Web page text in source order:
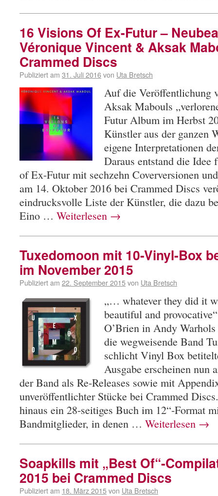
16 Visions Of Ex-Futur –
Véronique Vincent & Aksak
Crammed Discs
Publiziert am 31. Juli 2016von Uta Bretsch
Auf die Veröffentlichung
Aksak Mabouls
Futur Album im Herbst
Künstler aus der ganzen
eigene Interpretationen
Daraus entstand die
of Ex-Futur mit sechzehn Coverversionen
am 14. Oktober 2016 bei Crammed Discs
eindrucksvolle Liste der Künstler, die dazu
Eino … Weiterlesen →
Tuxedomoon mit 10-Vinyl-Box
im November 2015
Publiziert am 22. September 2015von Uta Bretsch
„… whatever they did it
beautiful and
O’Brien in Andy
die wegweisende Band
schlicht Vinyl Box
Ausgabe erscheinen nun
der Band als Re-Releases sowie mit
unveröffentlichter Stücke bei Crammed
hinaus ein 28-seitiges Buch im 12“-Format
Bandmitglieder, in denen … Weiterlesen →
Soapkills mit „Best Of“-
2015 bei Crammed Discs
Publiziert am 18. März 2015von Uta Bretsch